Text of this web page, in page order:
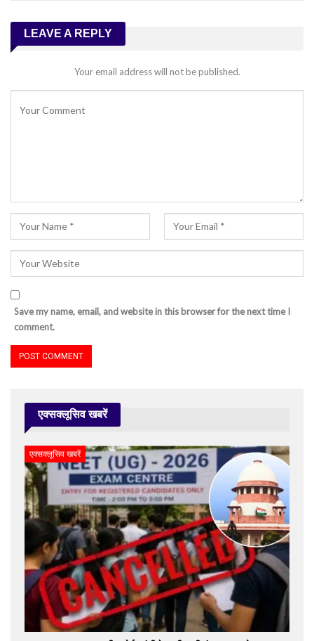
LEAVE A REPLY
Your email address will not be published.
Save my name, email, and website in this browser for the next time I
comment.
एक्सक्लूसिव खबरें
एक्सक्लूसिव खबरें